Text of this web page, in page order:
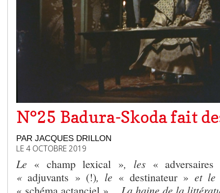
N°25 Badura-Skoda fait
PAR JACQUES DRILLON
LE 4 OCTOBRE 2019
Le « champ lexical », les «
«adjuvants » (!), le « destinateur » et le
… La haine de la